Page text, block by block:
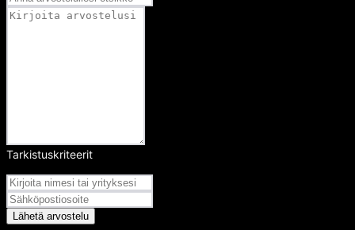
Tarkistuskriteerit
Lähetä arvostelu